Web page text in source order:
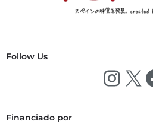
Follow Us
Financiado por